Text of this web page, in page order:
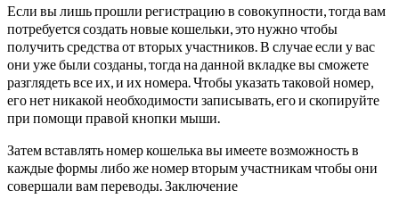
Если вы лишь прошли регистрацию в совокупности, тогда вам
потребуется создать новые кошельки, это нужно чтобы
получить средства от вторых участников. В случае если у вас
они уже были созданы, тогда на данной вкладке вы сможете
разглядеть все их, и их номера. Чтобы указать таковой номер,
его нет никакой необходимости записывать, его и скопируйте
при помощи правой кнопки мыши.
Затем вставлять номер кошелька вы имеете возможность в
каждые формы либо же номер вторым участникам чтобы они
совершали вам переводы. Заключение